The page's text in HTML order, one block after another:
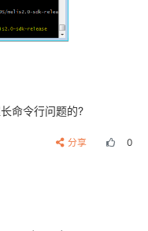
命令行问题的?
分享 0